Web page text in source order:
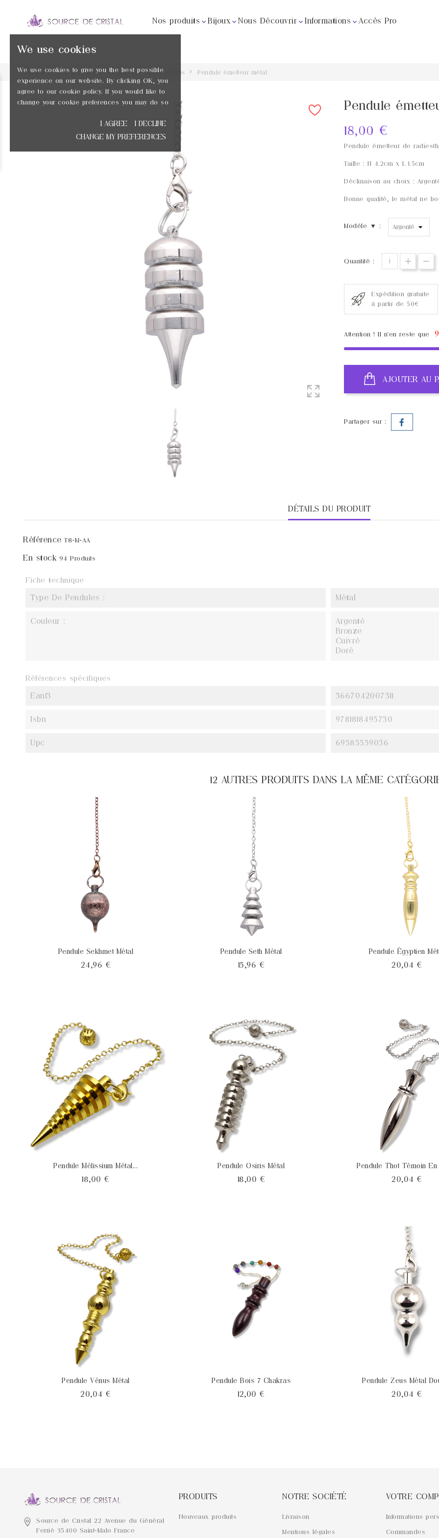
We use cookies
We use cookies to give you the best possible
experience on our website. By clicking OK, you
agree to our cookie policy. If you would like to
change your cookie preferences you may do so
I AGREE
I DECLINE
CHANGE MY PREFERENCES
Nos produits Bijoux Nous Découvrir Informations Accès Pro
Accueil Nos produits Pendules Métal et bois Pendule émetteur métal
Pendule
18,00 €
Pendule émetteur de
Taille : H 4.2cm x L 1.5cm
Déclinaison au choix :
Bonne qualité, le métal ne
Modèle ▼ :
Quantité :
Expédition gratuite
à partir de 50€
Attention ! Il n'en reste que
AJOUTER AU
Partager sur :
DÉTAILS DU PRODUIT
Référence T8-M-AA
En stock 94 Produits
Fiche technique
Type De Pendules : Métal
Couleur :
Argenté
Bronze
Cuivré
Doré
Références spécifiques
Ean13 3667042007311
Isbn 9781818495730
Upc 69585559036
12 AUTRES PRODUITS DANS LA MÊME
Pendule Sekhmet Métal
24,96 €
Pendule Seth Métal
15,96 €
Pendule Égyptien
20,04 €
Pendule Mélissium Métal...
18,00 €
Pendule Osiris Métal
18,00 €
Pendule Thot Témoin En
20,04 €
Pendule Vénus Métal
20,04 €
Pendule Bois 7 Chakras
12,00 €
Pendule Zeus Métal
20,04 €
Source de Cristal 22 Avenue du Général
Ferrié 35400 Saint-Malo France
PRODUITS
Nouveaux produits
NOTRE SOCIÉTÉ
Livraison
Mentions légales
VOTRE
Informations
Commandes